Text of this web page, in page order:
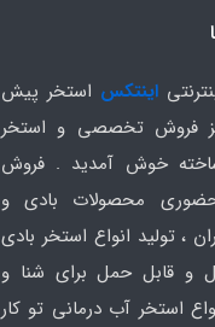
اینتکس استخر پیش
فروش تخصصی و استخر
خوش آمدید . فروش
حضوری محصولات بادی و
، تولید انواع استخر بادی
و قابل حمل برای شنا و
استخر آب درمانی تو کار